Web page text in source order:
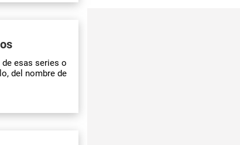
esas series o
del nombre de